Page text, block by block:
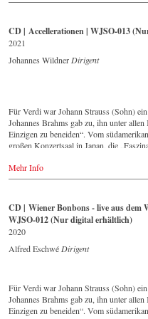
CD | Accellerationen | WJSO-013
2021
Johannes Wildner Dirigent
Für Verdi war Johann Strauss (Sohn)
Johannes Brahms gab zu, ihn unter
Einzigen zu beneiden“. Vom
großen Konzertsaal in Japan, die
Die neue CD – eingespielt vom
vor bestehende Lebendigkeit, Genialität
Diese Studio-Produktion entstand im Mai
Casino Baumgarten in Wien und bildet
das Repertoire, dass das Wiener Johann
Gründung 1966 intensiv pflegt.
künstlerische Zusammenarbeit verbindet.
Mehr Info
CD | Wiener Bonbons - live aus dem
WJSO-012 (Nur digital erhältlich)
2020
Alfred Eschwé Dirigent
Für Verdi war Johann Strauss (Sohn)
Johannes Brahms gab zu, ihn unter
Einzigen zu beneiden“. Vom